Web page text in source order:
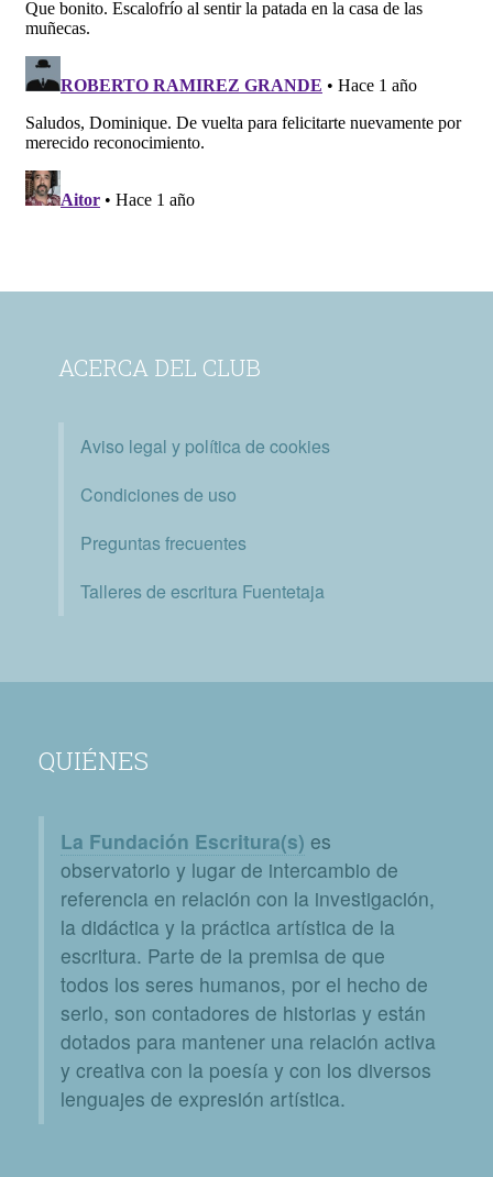
ACERCA DEL CLUB
Aviso legal y política de cookies
Condiciones de uso
Preguntas frecuentes
Talleres de escritura Fuentetaja
QUIÉNES
La Fundación Escritura(s) es
observatorio y lugar de intercambio de
referencia en relación con la investigación,
la didáctica y la práctica artística de la
escritura. Parte de la premisa de que
todos los seres humanos, por el hecho de
serlo, son contadores de historias y están
dotados para mantener una relación activa
y creativa con la poesía y con los diversos
lenguajes de expresión artística.